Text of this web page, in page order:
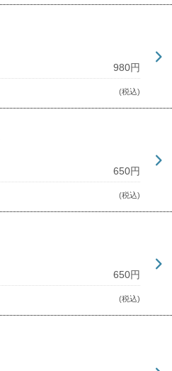
980円
(税込)
650円
(税込)
650円
(税込)